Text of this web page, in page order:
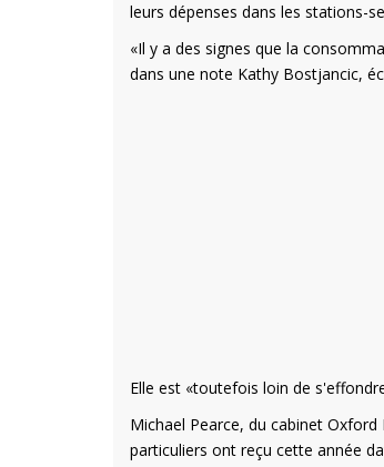
leurs dépenses dans les stations-
«Il y a des signes que la
dans une note Kathy Bostjancic,
Elle est «toutefois loin de
Michael Pearce, du cabinet
particuliers ont reçu cette année